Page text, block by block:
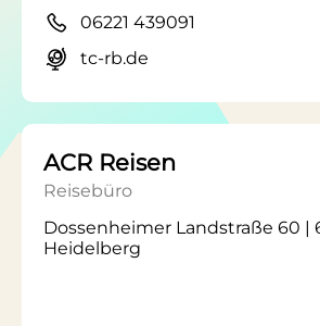
06221 439091
tc-rb.de
ACR Reisen
Reisebüro
Dossenheimer Landstraße 60 |
Heidelberg